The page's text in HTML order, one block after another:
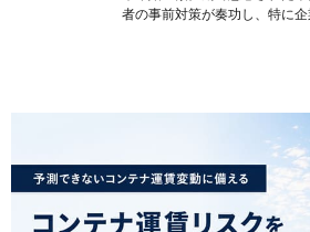
者の事前対策が奏功し、特に